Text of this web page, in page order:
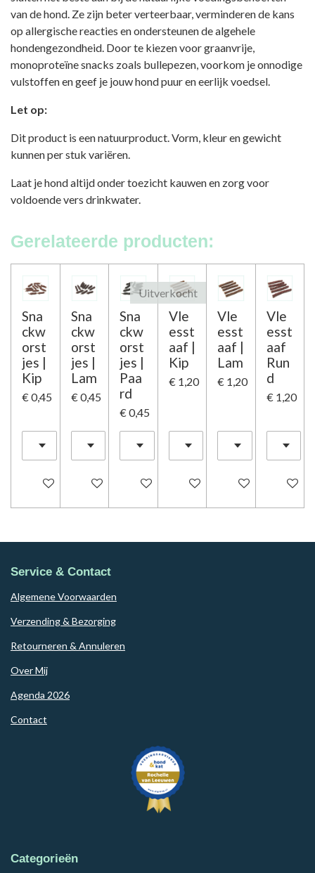
van de hond. Ze zijn beter verteerbaar, verminderen de kans
op allergische reacties en ondersteunen de algehele
hondengezondheid. Door te kiezen voor graanvrije,
monoproteïne snacks zoals bullepezen, voorkom je onnodige
vulstoffen en geef je jouw hond puur en eerlijk voedsel.
Let op:
Dit product is een natuurproduct. Vorm, kleur en gewicht
kunnen per stuk variëren.
Laat je hond altijd onder toezicht kauwen en zorg voor
voldoende vers drinkwater.
Gerelateerde producten:
Sna
ckw
orst
jes |
Kip
€ 0,45
In winkelwagen
Sna
ckw
orst
jes |
Lam
€ 0,45
In winkelwagen
Sna
ckw
orst
jes |
Paa
rd
€ 0,45
In winkelwagen
Uitverkocht
Vle
esst
aaf |
Kip
€ 1,20
Houd mij op de hoogte
Vle
esst
aaf |
Lam
€ 1,20
In winkelwagen
Vle
esst
aaf
Run
d
€ 1,20
In
Service & Contact
Algemene Voorwaarden
Verzending & Bezorging
Retourneren & Annuleren
Over Mij
Agenda 2026
Contact
Categorieën